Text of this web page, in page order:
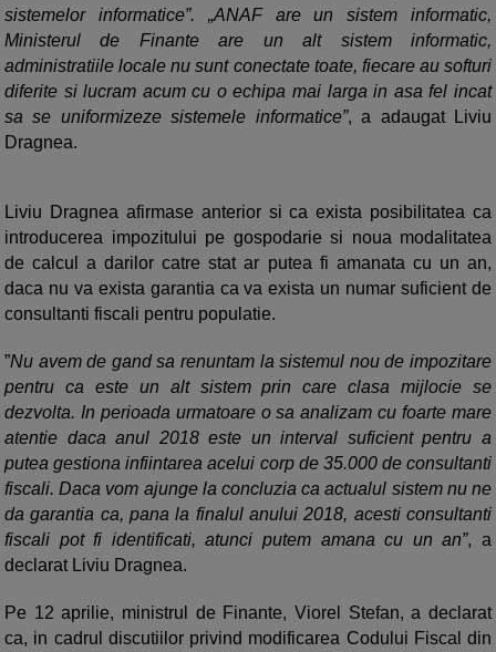
sistemelor informatice”. „ANAF are un sistem informatic,
Ministerul de Finante are un alt sistem informatic,
administratiile locale nu sunt conectate toate, fiecare au softuri
diferite si lucram acum cu o echipa mai larga in asa fel incat
sa se uniformizeze sistemele informatice”, a adaugat Liviu
Dragnea.
Liviu Dragnea afirmase anterior si ca exista posibilitatea ca
introducerea impozitului pe gospodarie si noua modalitatea
de calcul a darilor catre stat ar putea fi amanata cu un an,
daca nu va exista garantia ca va exista un numar suficient de
consultanti fiscali pentru populatie.
”Nu avem de gand sa renuntam la sistemul nou de impozitare
pentru ca este un alt sistem prin care clasa mijlocie se
dezvolta. In perioada urmatoare o sa analizam cu foarte mare
atentie daca anul 2018 este un interval suficient pentru a
putea gestiona infiintarea acelui corp de 35.000 de consultanti
fiscali. Daca vom ajunge la concluzia ca actualul sistem nu ne
da garantia ca, pana la finalul anului 2018, acesti consultanti
fiscali pot fi identificati, atunci putem amana cu un an”, a
declarat Liviu Dragnea.
Pe 12 aprilie, ministrul de Finante, Viorel Stefan, a declarat
ca, in cadrul discutiilor privind modificarea Codului Fiscal din